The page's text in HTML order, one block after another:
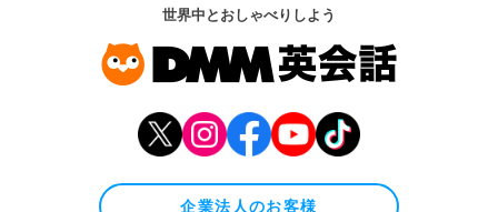
世界中とおしゃべりしよう
企業法人のお客様